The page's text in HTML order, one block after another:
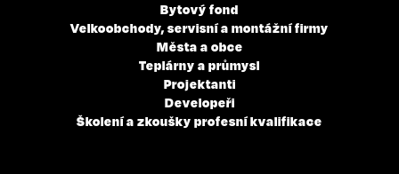
Bytový fond
Velkoobchody, servisní a montážní firmy
Města a obce
Teplárny a průmysl
Projektanti
Developeři
Školení a zkoušky profesní kvalifikace